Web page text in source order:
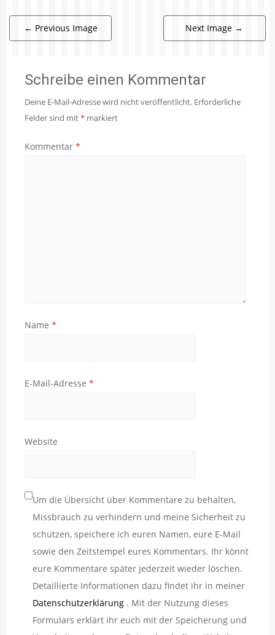
← Previous Image Next Image →
Schreibe einen Kommentar
Deine E-Mail-Adresse wird nicht veröffentlicht. Erforderliche
Felder sind mit* markiert
Kommentar *
Name *
E-Mail-Adresse *
Website
Um die Übersicht über Kommentare zu behalten,
Missbrauch zu verhindern und meine Sicherheit zu
schützen, speichere ich euren Namen, eure E-Mail
sowie den Zeitstempel eures Kommentars. Ihr könnt
eure Kommentare später jederzeit wieder löschen.
Detaillierte Informationen dazu findet ihr in meiner
Datenschutzerklärung . Mit der Nutzung dieses
Formulars erklärt ihr euch mit der Speicherung und